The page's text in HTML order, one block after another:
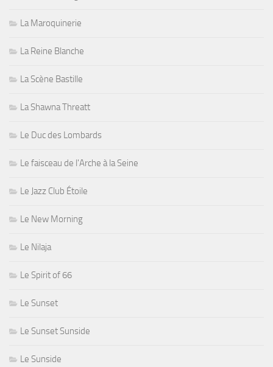
La Maroquinerie
La Reine Blanche
La Scène Bastille
La Shawna Threatt
Le Duc des Lombards
Le faisceau de l'Arche à la Seine
Le Jazz Club Étoile
Le New Morning
Le Nilaja
Le Spirit of 66
Le Sunset
Le Sunset Sunside
Le Sunside